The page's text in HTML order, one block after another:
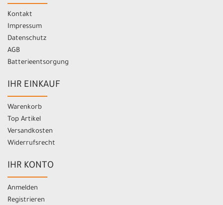
Kontakt
Impressum
Datenschutz
AGB
Batterieentsorgung
IHR EINKAUF
Warenkorb
Top Artikel
Versandkosten
Widerrufsrecht
IHR KONTO
Anmelden
Registrieren